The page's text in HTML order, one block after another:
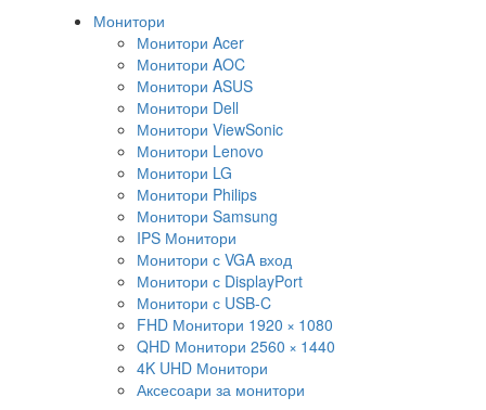
Монитори
Монитори Acer
Монитори AOC
Монитори ASUS
Монитори Dell
Монитори ViewSonic
Монитори Lenovo
Монитори LG
Монитори Philips
Монитори Samsung
IPS Монитори
Монитори с VGA вход
Монитори с DisplayPort
Монитори с USB-C
FHD Монитори 1920 × 1080
QHD Монитори 2560 × 1440
4K UHD Монитори
Аксесоари за монитори